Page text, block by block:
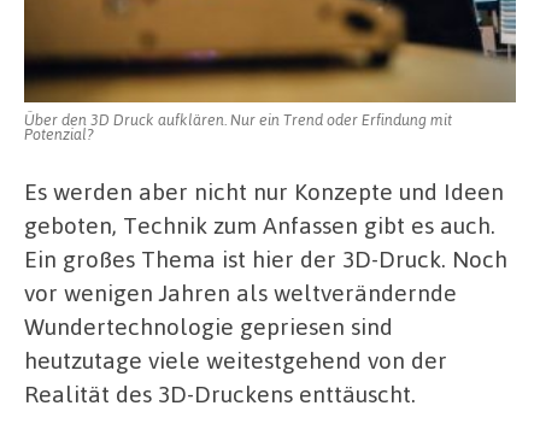
Über den 3D Druck aufklären. Nur ein Trend oder Erfindung mit
Potenzial?
Es werden aber nicht nur Konzepte und Ideen
geboten, Technik zum Anfassen gibt es auch.
Ein großes Thema ist hier der 3D-Druck. Noch
vor wenigen Jahren als weltverändernde
Wundertechnologie gepriesen sind
heutzutage viele weitestgehend von der
Realität des 3D-Druckens enttäuscht.